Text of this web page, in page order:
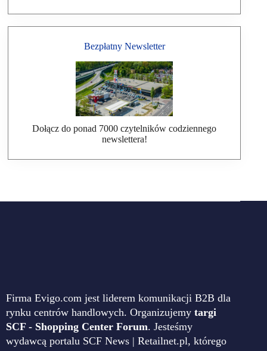
Bezpłatny Newsletter
Dołącz do ponad 7000 czytelników codziennego
newslettera!
Firma Evigo.com jest liderem komunikacji B2B dla
rynku centrów handlowych. Organizujemy targi
SCF - Shopping Center Forum. Jesteśmy
wydawcą portalu SCF News | Retailnet.pl, którego